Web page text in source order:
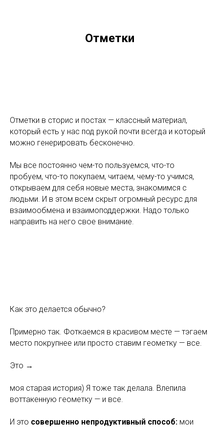
Отметки
Отметки в сторис и постах — классный материал,
который есть у нас под рукой почти всегда и который
можно генерировать бесконечно.
Мы все постоянно чем-то пользуемся, что-то
пробуем, что-то покупаем, читаем, чему-то учимся,
открываем для себя новые места, знакомимся с
людьми. И в этом всем скрыт огромный ресурс для
взаимообмена и взаимоподдержки. Надо только
направить на него свое внимание.
Как это делается обычно?
Примерно так. Фоткаемся в красивом месте — тэгаем
место покрупнее или просто ставим геометку — все.
Это →
моя старая история) Я тоже так делала. Влепила
воттакенную геометку — и все.
И это совершенно непродуктивный способ: мои